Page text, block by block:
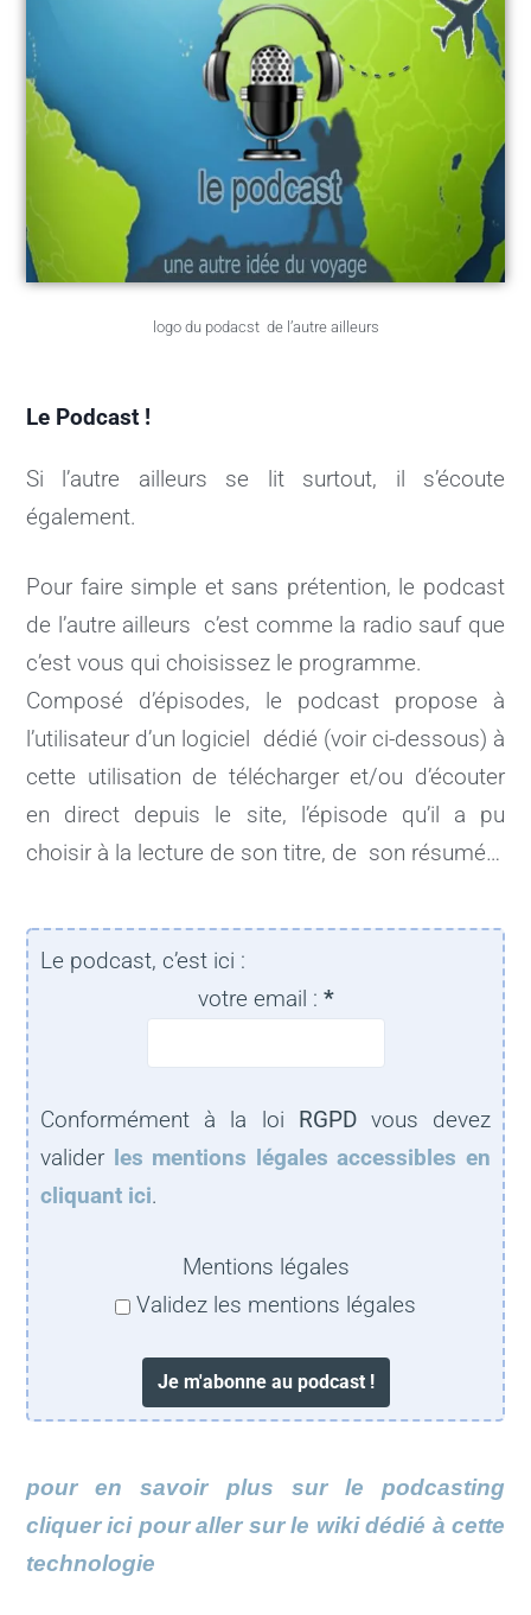
logo du podacst de l’autre ailleurs
Le Podcast !
Si l’autre ailleurs se lit surtout, il s’écoute
également.
Pour faire simple et sans prétention, le podcast
de l’autre ailleurs c’est comme la radio sauf que
c’est vous qui choisissez le programme.
Composé d’épisodes, le podcast propose à
l’utilisateur d’un logiciel dédié (voir ci-dessous) à
cette utilisation de télécharger et/ou d’écouter
en direct depuis le site, l’épisode qu’il a pu
choisir à la lecture de son titre, de son résumé…
Le podcast, c’est ici :
votre email : *
Conformément à la loi RGPDvous devez
valider les mentions légales accessibles en
cliquant ici.
Mentions légales
Validez les mentions légales
pour en savoir plus sur le podcasting
cliquer ici pour aller sur le wiki dédié à cette
technologie